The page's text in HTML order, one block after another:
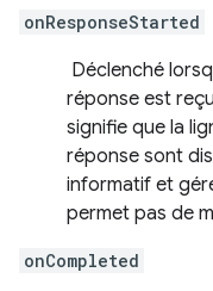
onResponseStarted
Déclenché
réponse est
signifie que la
réponse sont
informatif et
permet pas de
onCompleted